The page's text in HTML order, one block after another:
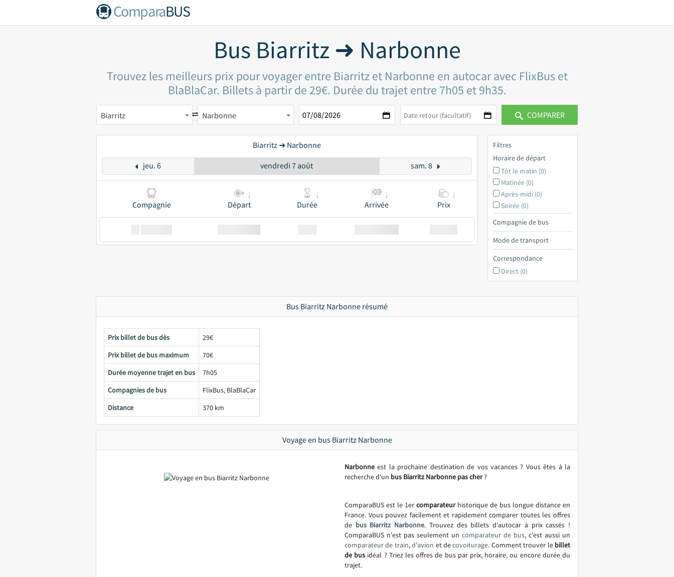
ComparaBUS
Bus Biarritz ➜ Narbonne
Trouvez les meilleurs prix pour voyager entre Biarritz et Narbonne en autocar avec FlixBus et
BlaBlaCar. Billets à partir de 29€. Durée du trajet entre 7h05 et 9h35.
Biarritz Narbonne COMPARER
Biarritz ➜ Narbonne
jeu. 6 vendredi 7 août sam. 8
Compagnie Départ Durée Arrivée Prix
Filtres
Horaire de départ
Tôt le matin (0)
Matinée (0)
Après-midi (0)
Soirée (0)
Compagnie de bus
Mode de transport
Correspondance
Direct (0)
Bus Biarritz Narbonne résumé
Prix billet de bus dès
29€
Prix billet de bus maximum
70€
Durée moyenne trajet en bus
7h05
Compagnies de bus
FlixBus, BlaBlaCar
Distance
370 km
Voyage en bus Biarritz Narbonne
Narbonne est la prochaine destination de vos vacances ? Vous êtes à la
recherche d'un bus Biarritz Narbonne pas cher?
ComparaBUS est le 1er comparateurhistorique de bus longue distance en
France. Vous pouvez facilement et rapidement comparer toutes les offres
de bus Biarritz Narbonne. Trouvez des billets d'autocar à prix cassés !
ComparaBUS n'est pas seulement un comparateur de bus, c'est aussi un
comparateur de train,d'avion et decovoiturage. Comment trouver le billet
de bus idéal ? Triez les offres de bus par prix, horaire, ou encore durée du
trajet.